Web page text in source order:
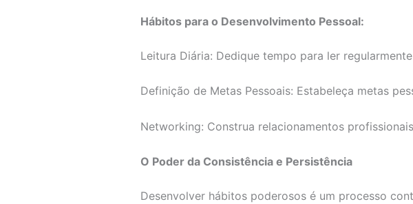
Hábitos para o Desenvolvimento Pessoal:
Leitura Diária: Dedique tempo para ler
Definição de Metas Pessoais: Estabeleça metas
Networking: Construa relacionamentos
O Poder da Consistência e Persistência
Desenvolver hábitos poderosos é um processo